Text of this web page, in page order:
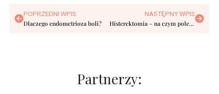
POPRZEDNI WPIS
Dlaczego endometrioza boli?
NASTĘPNY WPIS
Histerektomia – na czym polega usunięcie macicy?
Partnerzy: